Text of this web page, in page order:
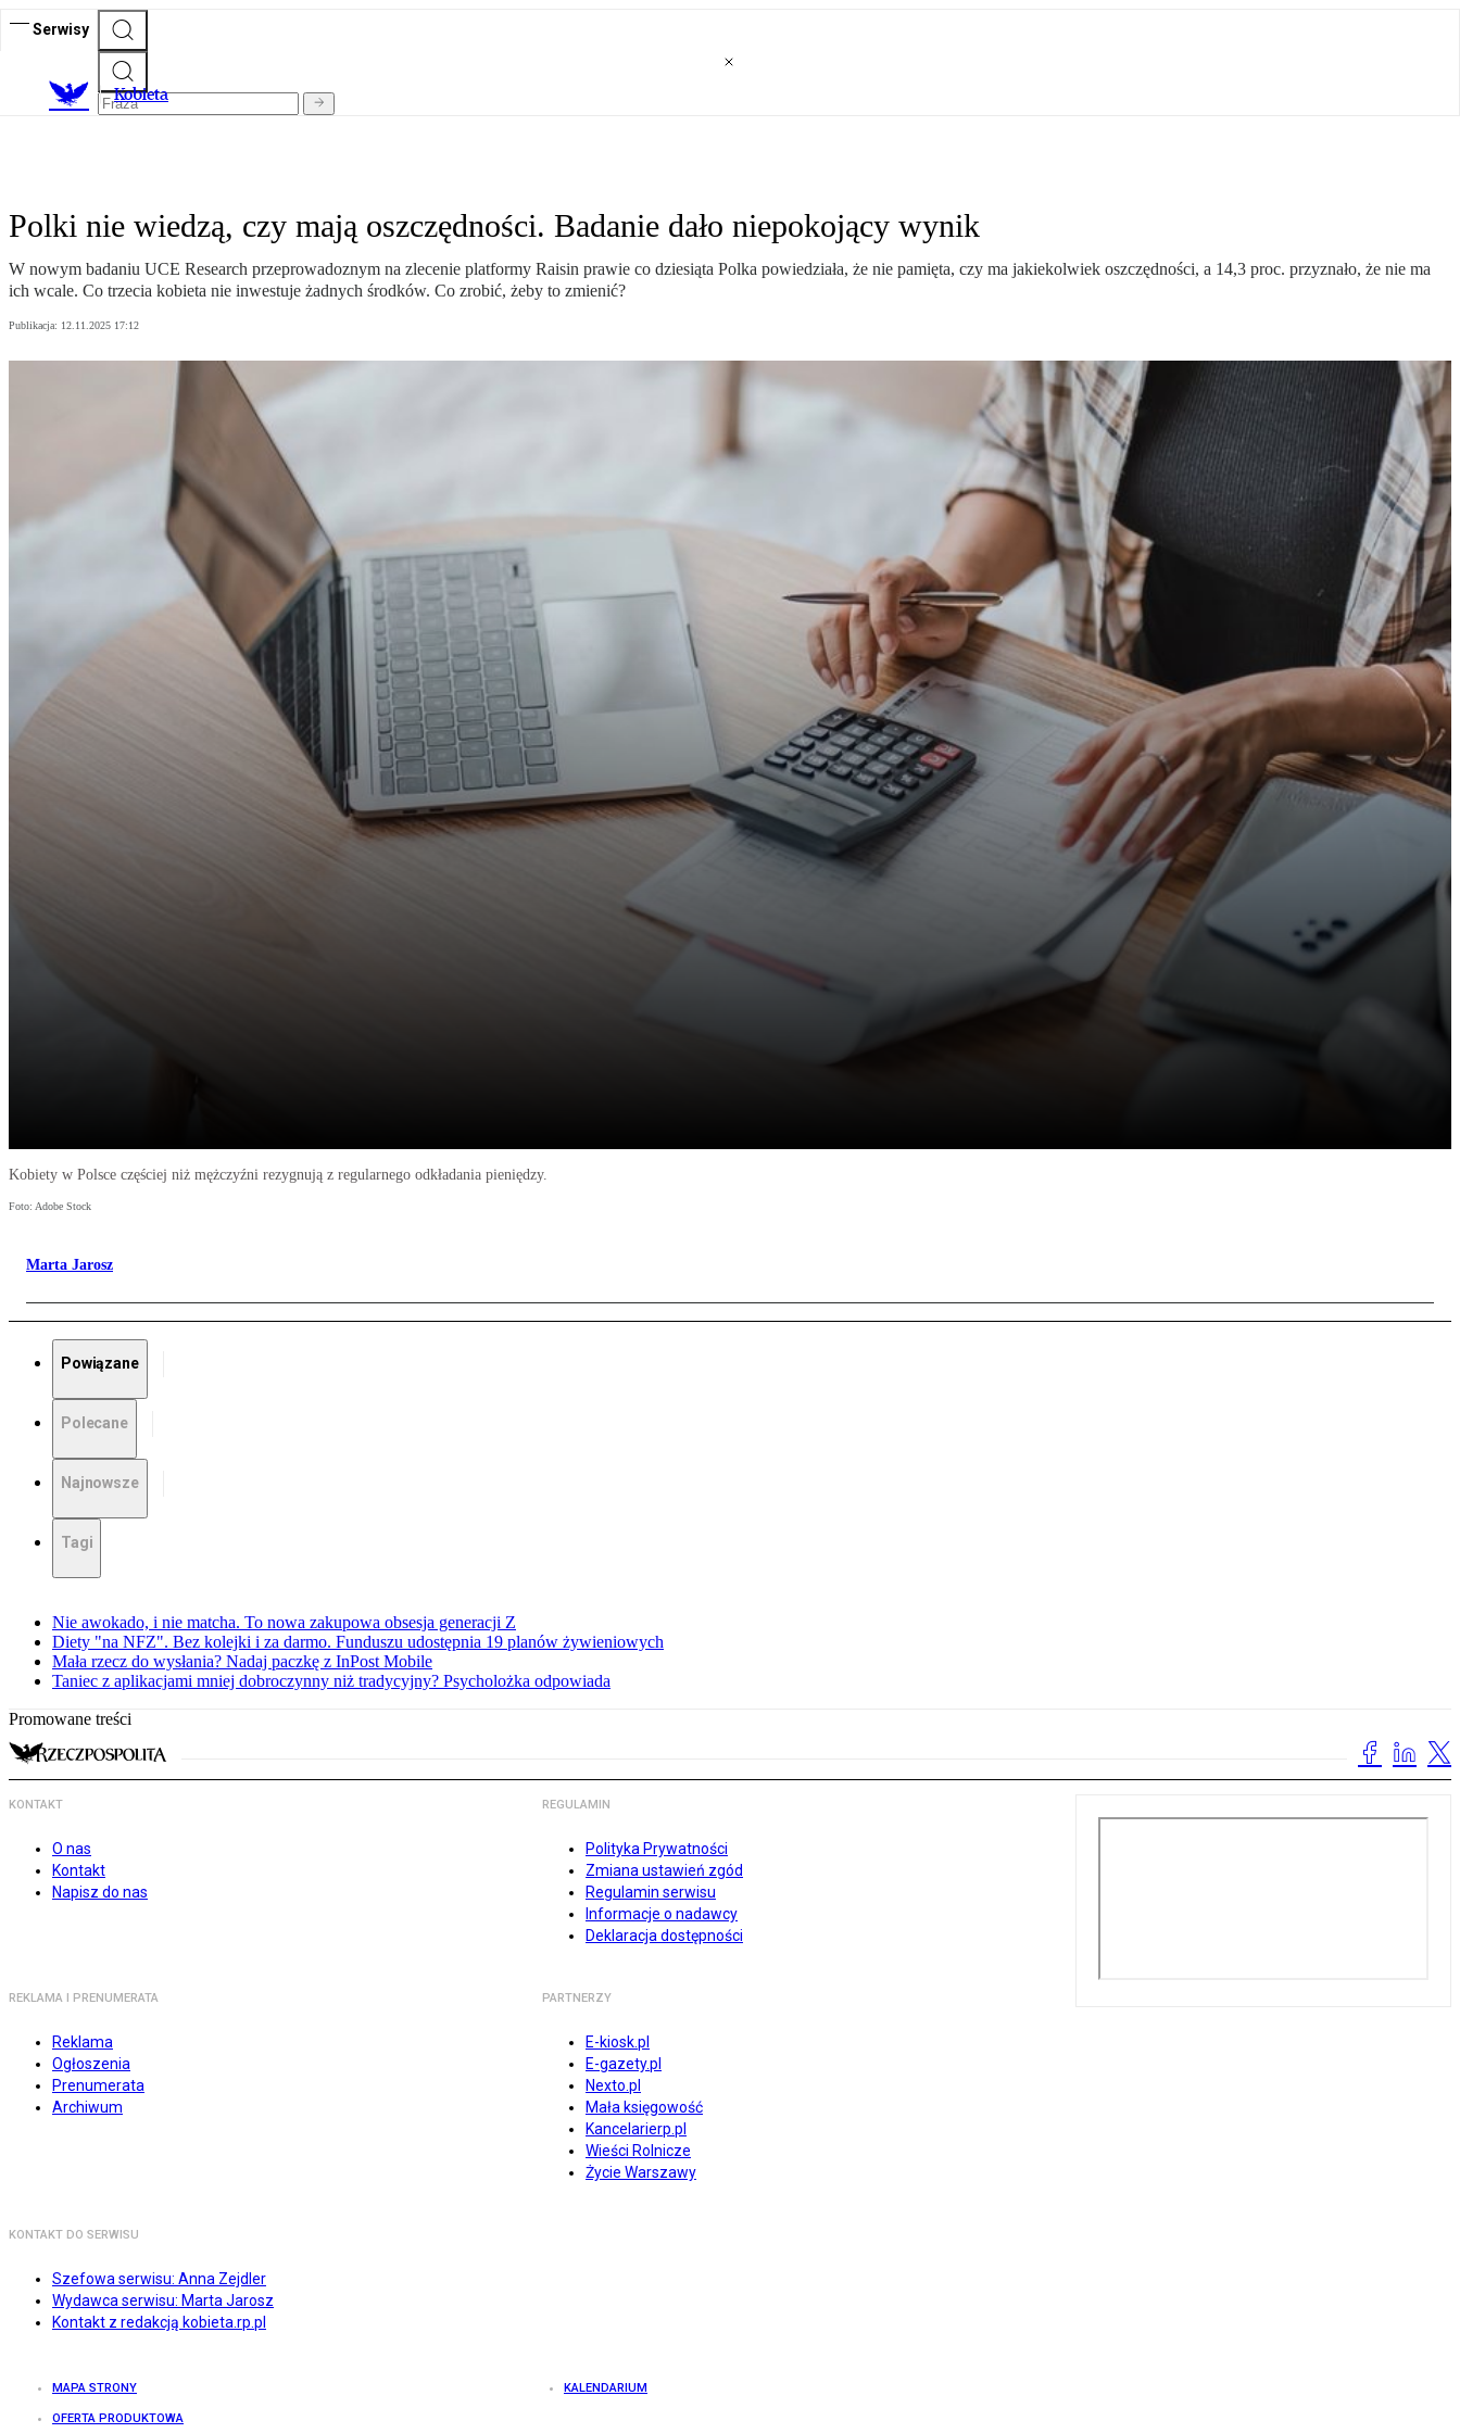
Serwisy
Kobieta
Polki nie wiedzą, czy mają oszczędności. Badanie dało niepokojący wynik
W nowym badaniu UCE Research przeprowadoznym na zlecenie platformy Raisin prawie co dziesiąta Polka powiedziała, że nie pamięta, czy ma jakiekolwiek oszczędności, a 14,3 proc. przyznało, że nie ma
ich wcale. Co trzecia kobieta nie inwestuje żadnych środków. Co zrobić, żeby to zmienić?
Publikacja: 12.11.2025 17:12
Kobiety w Polsce częściej niż mężczyźni rezygnują z regularnego odkładania pieniędzy.
Foto: Adobe Stock
Marta Jarosz
Powiązane
Polecane
Najnowsze
Tagi
Nie awokado, i nie matcha. To nowa zakupowa obsesja generacji Z
Diety "na NFZ". Bez kolejki i za darmo. Funduszu udostępnia 19 planów żywieniowych
Mała rzecz do wysłania? Nadaj paczkę z InPost Mobile
Taniec z aplikacjami mniej dobroczynny niż tradycyjny? Psycholożka odpowiada
Promowane treści
KONTAKT
O nas
Kontakt
Napisz do nas
REGULAMIN
Polityka Prywatności
Zmiana ustawień zgód
Regulamin serwisu
Informacje o nadawcy
Deklaracja dostępności
REKLAMA I PRENUMERATA
Reklama
Ogłoszenia
Prenumerata
Archiwum
PARTNERZY
E-kiosk.pl
E-gazety.pl
Nexto.pl
Mała księgowość
Kancelarierp.pl
Wieści Rolnicze
Życie Warszawy
KONTAKT DO SERWISU
Szefowa serwisu: Anna Zejdler
Wydawca serwisu: Marta Jarosz
Kontakt z redakcją kobieta.rp.pl
MAPA STRONY KALENDARIUM
OFERTA PRODUKTOWA